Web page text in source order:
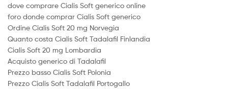
dove comprare Cialis Soft generico online
foro donde comprar Cialis Soft generico
Ordine Cialis Soft 20 mg Norvegia
Quanto costa Cialis Soft Tadalafil Finlandia
Cialis Soft 20 mg Lombardia
Acquisto generico di Tadalafil
Prezzo basso Cialis Soft Polonia
Prezzo Cialis Soft Tadalafil Portogallo